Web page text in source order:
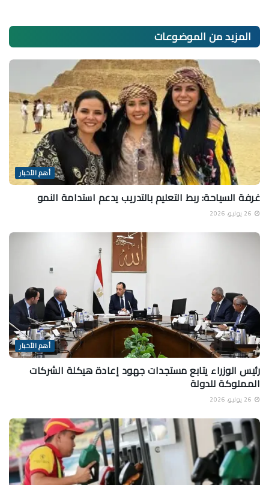
المزيد منالموضوعات
أهم الأخبار
غرفة السياحة: ربط التعليم بالتدريب يدعم استدامة النمو
أهم الأخبار
رئيس الوزراء يتابع مستجدات جهود إعادة هيكلة الشركات
المملوكة للدولة